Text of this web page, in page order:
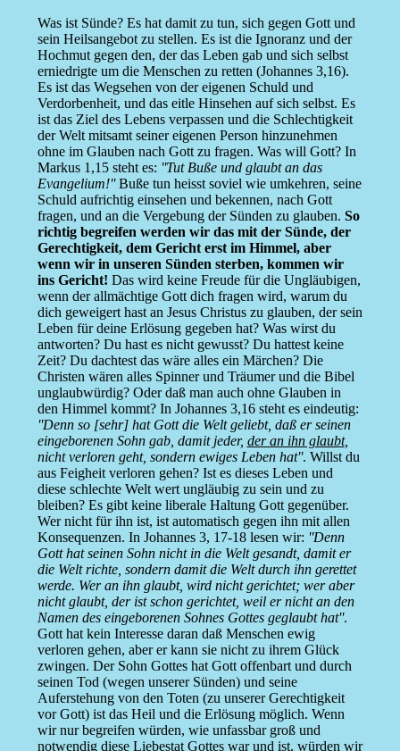
Was ist Sünde? Es hat damit zu tun, sich gegen Gott und
sein Heilsangebot zu stellen. Es ist die Ignoranz und der
Hochmut gegen den, der das Leben gab und sich selbst
erniedrigte um die Menschen zu retten (Johannes 3,16).
Es ist das Wegsehen von der eigenen Schuld und
Verdorbenheit, und das eitle Hinsehen auf sich selbst. Es
ist das Ziel des Lebens verpassen und die Schlechtigkeit
der Welt mitsamt seiner eigenen Person hinzunehmen
ohne im Glauben nach Gott zu fragen. Was will Gott? In
Markus 1,15 steht es: ''Tut Buße und glaubt an das
Evangelium!''Buße tun heisst soviel wie umkehren, seine
Schuld aufrichtig einsehen und bekennen, nach Gott
fragen, und an die Vergebung der Sünden zu glauben. So
richtig begreifen werden wir das mit der Sünde, der
Gerechtigkeit, dem Gericht erst im Himmel, aber
wenn wir in unseren Sünden sterben, kommen wir
ins Gericht! Das wird keine Freude für die Ungläubigen,
wenn der allmächtige Gott dich fragen wird, warum du
dich geweigert hast an Jesus Christus zu glauben, der sein
Leben für deine Erlösung gegeben hat? Was wirst du
antworten? Du hast es nicht gewusst? Du hattest keine
Zeit? Du dachtest das wäre alles ein Märchen? Die
Christen wären alles Spinner und Träumer und die Bibel
unglaubwürdig? Oder daß man auch ohne Glauben in
den Himmel kommt? In Johannes 3,16 steht es eindeutig:
''Denn so [sehr] hat Gott die Welt geliebt, daß er seinen
eingeborenen Sohn gab, damit jeder, der an ihn glaubt,
nicht verloren geht, sondern ewiges Leben hat''. Willst du
aus Feigheit verloren gehen? Ist es dieses Leben und
diese schlechte Welt wert ungläubig zu sein und zu
bleiben? Es gibt keine liberale Haltung Gott gegenüber.
Wer nicht für ihn ist, ist automatisch gegen ihn mit allen
Konsequenzen. In Johannes 3, 17-18 lesen wir: ''Denn
Gott hat seinen Sohn nicht in die Welt gesandt, damit er
die Welt richte, sondern damit die Welt durch ihn gerettet
werde. Wer an ihn glaubt, wird nicht gerichtet; wer aber
nicht glaubt, der ist schon gerichtet, weil er nicht an den
Namen des eingeborenen Sohnes Gottes geglaubt hat''.
Gott hat kein Interesse daran daß Menschen ewig
verloren gehen, aber er kann sie nicht zu ihrem Glück
zwingen. Der Sohn Gottes hat Gott offenbart und durch
seinen Tod (wegen unserer Sünden) und seine
Auferstehung von den Toten (zu unserer Gerechtigkeit
vor Gott) ist das Heil und die Erlösung möglich. Wenn
wir nur begreifen würden, wie unfassbar groß und
notwendig diese Liebestat Gottes war und ist, würden wir